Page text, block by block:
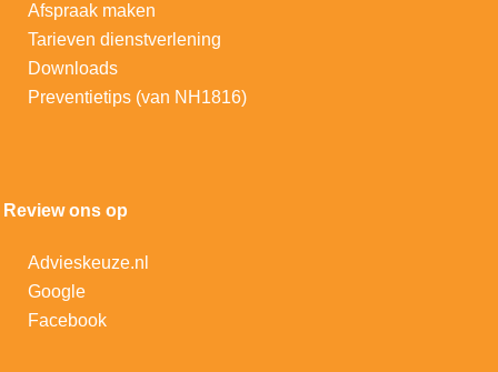
Afspraak maken
Tarieven dienstverlening
Downloads
Preventietips (van NH1816)
Review ons op
Advieskeuze.nl
Google
Facebook